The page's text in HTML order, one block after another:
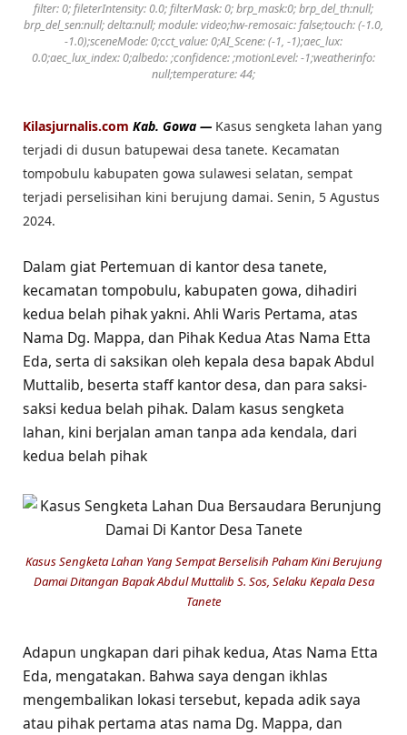
filter: 0; fileterIntensity: 0.0; filterMask: 0; brp_mask:0; brp_del_th:null;
brp_del_sen:null; delta:null; module: video;hw-remosaic: false;touch: (-1.0,
-1.0);sceneMode: 0;cct_value: 0;AI_Scene: (-1, -1);aec_lux:
0.0;aec_lux_index: 0;albedo: ;confidence: ;motionLevel: -1;weatherinfo:
null;temperature: 44;
Kilasjurnalis.com Kab. Gowa — Kasus sengketa lahan yang
terjadi di dusun batupewai desa tanete. Kecamatan
tompobulu kabupaten gowa sulawesi selatan, sempat
terjadi perselisihan kini berujung damai. Senin, 5 Agustus
2024.
Dalam giat Pertemuan di kantor desa tanete,
kecamatan tompobulu, kabupaten gowa, dihadiri
kedua belah pihak yakni. Ahli Waris Pertama, atas
Nama Dg. Mappa, dan Pihak Kedua Atas Nama Etta
Eda, serta di saksikan oleh kepala desa bapak Abdul
Muttalib, beserta staff kantor desa, dan para saksi-
saksi kedua belah pihak. Dalam kasus sengketa
lahan, kini berjalan aman tanpa ada kendala, dari
kedua belah pihak
Kasus Sengketa Lahan Yang Sempat Berselisih Paham Kini Berujung
Damai Ditangan Bapak Abdul Muttalib S. Sos, Selaku Kepala Desa
Tanete
Adapun ungkapan dari pihak kedua, Atas Nama Etta
Eda, mengatakan. Bahwa saya dengan ikhlas
mengembalikan lokasi tersebut, kepada adik saya
atau pihak pertama atas nama Dg. Mappa, dan